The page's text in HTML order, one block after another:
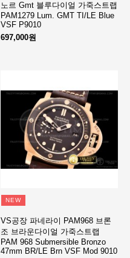
노르 Gmt 블루다이얼 가죽스트랩
PAM1279 Lum. GMT TI/LE Blue
VSF P9010
697,000원
NEW
VS공장 파네라이 PAM968 브론
조 브라운다이얼 가죽스트랩
PAM 968 Submersible Bronzo
47mm BR/LE Brn VSF Mod 9010